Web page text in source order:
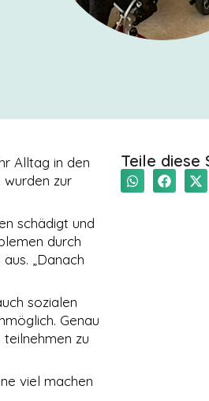
Alltag in den
zur
schädigt und
durch
„Danach
sozialen
Genau
zu
viel machen
Teile diese